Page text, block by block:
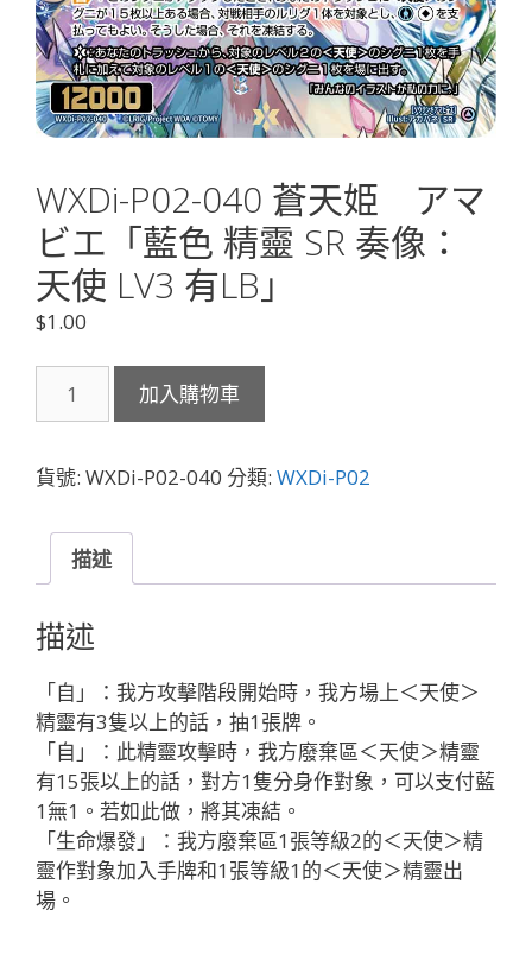
WXDi-P02-040 蒼天姫 アマ
ビエ「藍色 精靈 SR 奏像：
天使 LV3 有LB」
$1.00
P02-
蒼
姫
マ
ビ
エ
「藍
色
精
靈
SR
奏
像：
天
使
加入購物車
貨號: WXDi-P02-040 分類: WXDi-P02
描述
描述
「自」：我方攻擊階段開始時，我方場上＜天使＞
精靈有3隻以上的話，抽1張牌。
「自」：此精靈攻擊時，我方廢棄區＜天使＞精靈
有15張以上的話，對方1隻分身作對象，可以支付藍
1無1。若如此做，將其凍結。
「生命爆發」：我方廢棄區1張等級2的＜天使＞精
靈作對象加入手牌和1張等級1的＜天使＞精靈出
場。